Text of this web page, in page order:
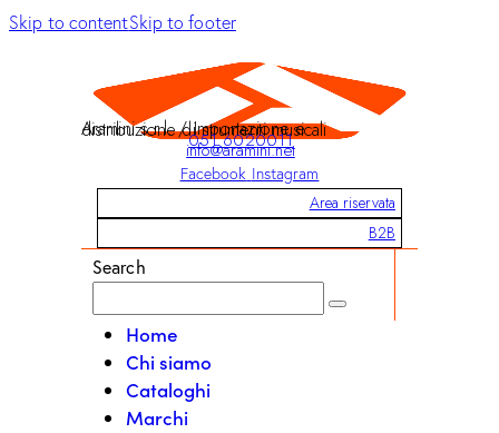
Skip to contentSkip to footer
Aramini s.r.l. / Importazione e distribuzione di strumenti musicali
051 6020011
info@aramini.net
Facebook Instagram
Area riservata
B2B
Search
Home
Chi siamo
Cataloghi
Marchi